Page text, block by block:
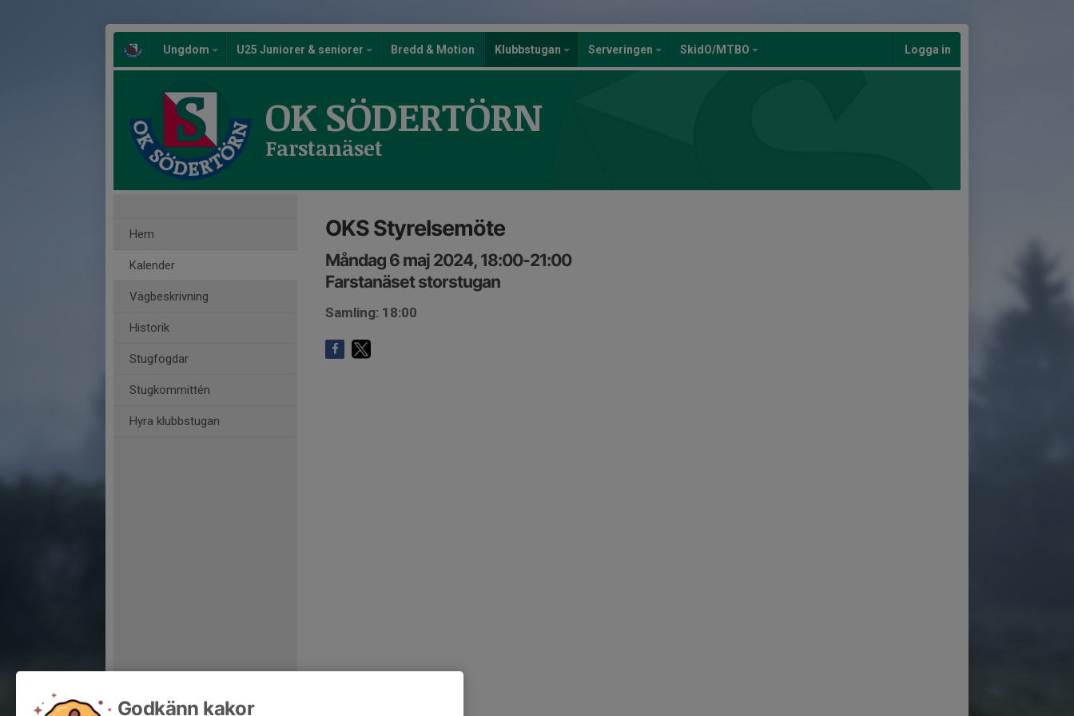
Ungdom U25 Juniorer & seniorer Bredd & Motion Klubbstugan Serveringen SkidO/MTBO Logga in
OK SÖDERTÖRN
Farstanäset
Hem
Kalender
Vägbeskrivning
Historik
Stugfogdar
Stugkommittén
Hyra klubbstugan
OKS Styrelsemöte
Måndag 6 maj 2024, 18:00-21:00
Farstanäset storstugan
Samling: 18:00
Godkänn kakor